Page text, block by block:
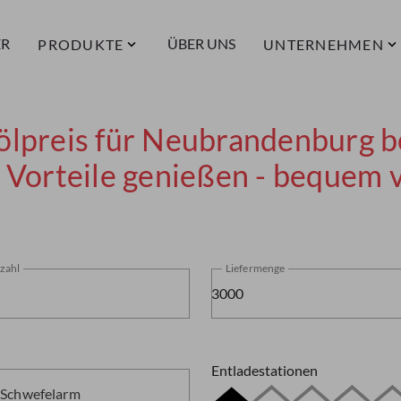
PRODUKTE ÜBER UNS UNTERNEHMEN
für Neubrandenburg
genießen - bequem
Liefermenge
Entladestationen